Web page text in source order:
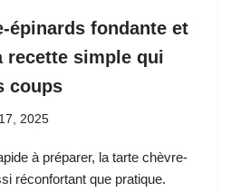
épinards fondante et
simple qui
coups
2025
à préparer, la tarte chèvre-
réconfortant que pratique.